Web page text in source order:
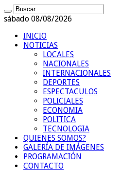
sábado 08/08/2026
INICIO
NOTICIAS
LOCALES
NACIONALES
INTERNACIONALES
DEPORTES
ESPECTACULOS
POLICIALES
ECONOMIA
POLITICA
TECNOLOGIA
QUIENES SOMOS?
GALERÍA DE IMÁGENES
PROGRAMACIÓN
CONTACTO